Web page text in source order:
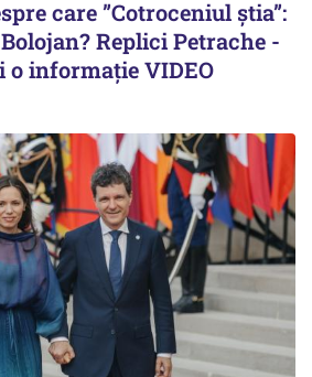
care ”Cotroceniul știa”:
Replici Petrache -
o informație VIDEO